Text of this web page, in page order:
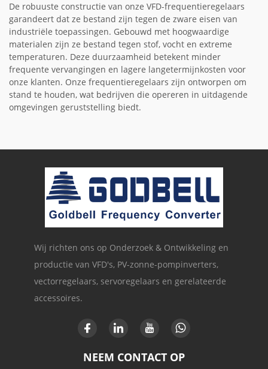
De robuuste constructie van onze VFD-frequentieregelaars
garandeert dat ze bestand zijn tegen de zware eisen van
industriële toepassingen. Gebouwd met hoogwaardige
materialen zijn ze bestand tegen stof, vocht en extreme
temperaturen. Deze duurzaamheid betekent minder
frequente vervangingen en lagere langetermijnkosten voor
onze klanten. Onze frequentieregelaars zijn ontworpen om
stand te houden, wat bedrijven die opereren in uitdagende
omgevingen geruststelling biedt.
Wij richten ons op Onderzoek & Ontwikkeling en
productie van VFD's, PV-zonne-pompinverters,
vectorregelaars, servoregelaars en gerelateerde
accessoires.
NEEM CONTACT OP